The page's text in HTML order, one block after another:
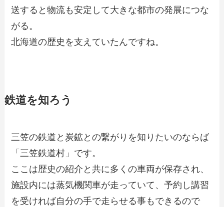
送すると物流も安定して大きな都市の発展につな
がる。
北海道の歴史を支えていたんですね。
鉄道を知ろう
三笠の鉄道と炭鉱との繋がりを知りたいのならば
「三笠鉄道村」です。
ここは歴史の紹介と共に多くの車両が保存され、
施設内には蒸気機関車が走っていて、予約し講習
を受ければ自分の手で走らせる事もできるので